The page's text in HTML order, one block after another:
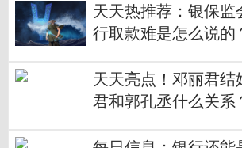
天天热推荐：银保监
行取款难是怎么说的
天天亮点！邓丽君结
君和郭孔丞什么关系